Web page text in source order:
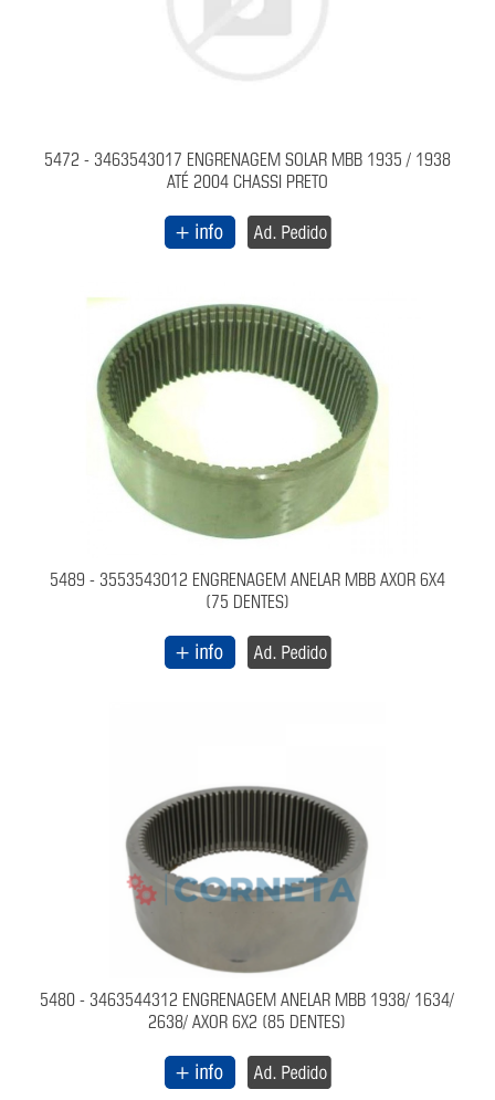
5472 - 3463543017 ENGRENAGEM SOLAR MBB 1935 / 1938
ATÉ 2004 CHASSI PRETO
5489 - 3553543012 ENGRENAGEM ANELAR MBB AXOR 6X4
(75 DENTES)
5480 - 3463544312 ENGRENAGEM ANELAR MBB 1938/ 1634/
2638/ AXOR 6X2 (85 DENTES)